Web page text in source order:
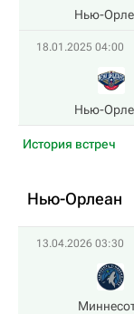
Нью-
18.01.2025 04:00
Нью-
История встреч
Нью-Орлеан
13.04.2026 03:30